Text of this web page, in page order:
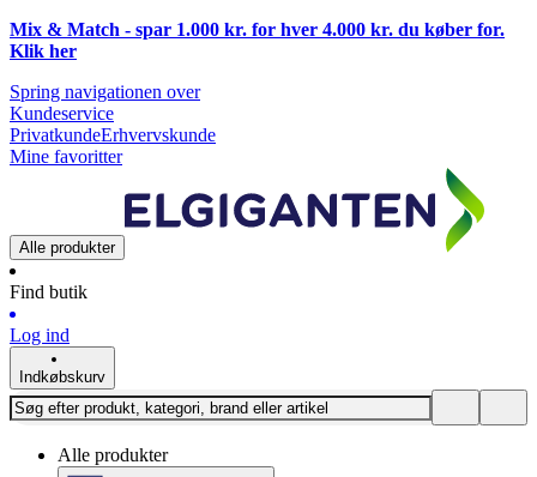
Mix & Match - spar 1.000 kr. for hver 4.000 kr. du køber for.
Klik her
Spring navigationen over
Kundeservice
PrivatkundeErhvervskunde
Mine favoritter
Alle produkter
Find butik
Log ind
Indkøbskurv
Alle produkter